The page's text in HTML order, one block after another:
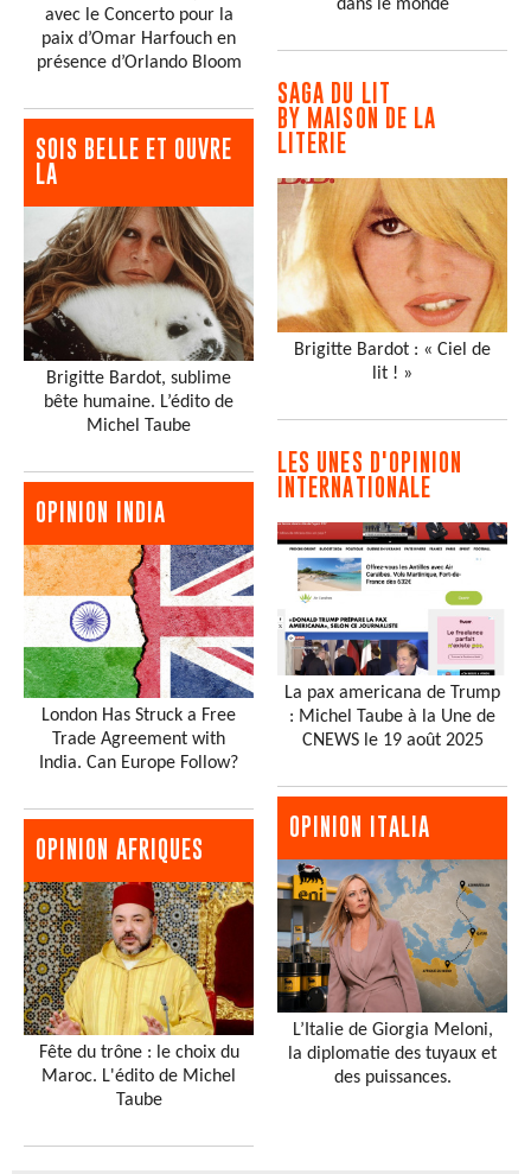
avec le Concerto pour la
paix d’Omar Harfouch en
présence d’Orlando Bloom
SOIS BELLE ET OUVRE
LA
Brigitte Bardot, sublime
bête humaine. L’édito de
Michel Taube
OPINION INDIA
London Has Struck a Free
Trade Agreement with
India. Can Europe Follow?
OPINION AFRIQUES
Fête du trône : le choix du
Maroc. L'édito de Michel
Taube
dans le monde
SAGA DU LIT
BY MAISON DE LA
LITERIE
Brigitte Bardot : « Ciel de
lit ! »
LES UNES D'OPINION
INTERNATIONALE
La pax americana de Trump
: Michel Taube à la Une de
CNEWS le 19 août 2025
OPINION ITALIA
L’Italie de Giorgia Meloni,
la diplomatie des tuyaux et
des puissances.